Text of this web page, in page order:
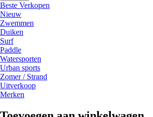
Beste Verkopen
Nieuw
Zwemmen
Duiken
Surf
Paddle
Watersporten
Urban sports
Zomer / Strand
Uitverkoop
Merken